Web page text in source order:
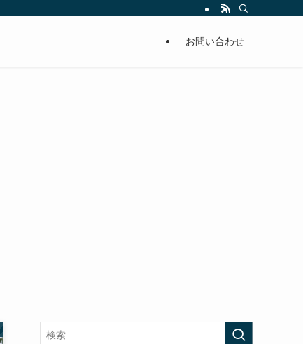
せることが出来るように分かりやすくまとめています。
お問い合わせ